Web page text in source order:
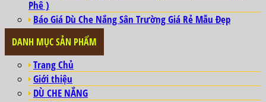
Phê )
Báo Giá Dù Che Nắng Sân Trường Giá Rẻ Mẫu Đẹp
DANH MỤC SẢN PHẨM
Trang Chủ
Giới thiệu
DÙ CHE NẮNG